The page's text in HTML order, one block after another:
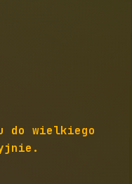
do wielkiego